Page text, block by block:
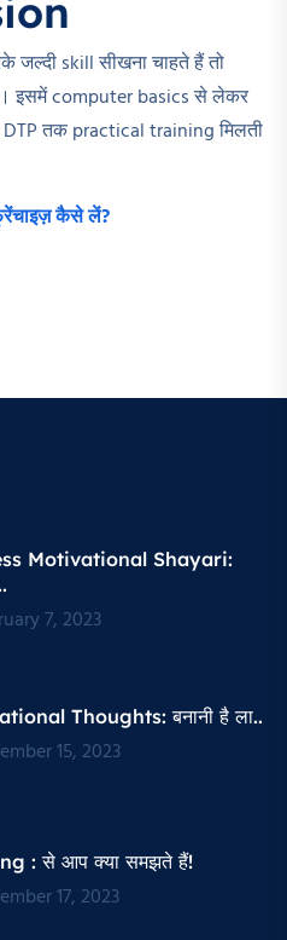
skill सीखना चाहते हैं तो
इसमें computer basics से लेकर
तक practical training मिलती
कैसे लें?
Motivational Shayari​:
7, 2023
Thoughts​: बनानी है ला..
15, 2023
: से आप क्या समझते हैं!
17, 2023